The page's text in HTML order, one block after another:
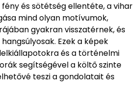
és sötétség ellentéte, a vihar
mind olyan motívumok,
gyakran visszatérnek, és
Ezek a képek
és a történelmi
segítségével a költő szinte
teszi a gondolatait és